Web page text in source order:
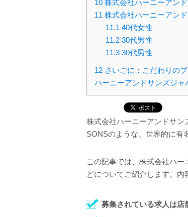
10 株式会社ハーニーアン
11 株式会社ハーニーアン
11.1 40代女性
11.230代男性
11.330代男性
12 さいごに：こだわりの
ハーニーアンドサンズジャ
株式会社ハーニーアンドサ
SONSのような、世界的に有
この記事では、株式会社ハ
どについてご紹介します。内
募集されている求人は店